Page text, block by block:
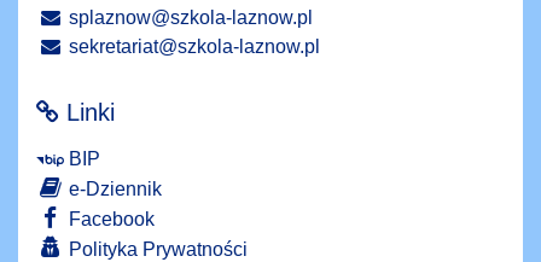
splaznow@szkola-laznow.pl
sekretariat@szkola-laznow.pl
Linki
BIP
e-Dziennik
Facebook
Polityka Prywatności